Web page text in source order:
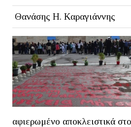
Θανάσης Η. Καραγιάννης
αφιερωμένο αποκλειστικά